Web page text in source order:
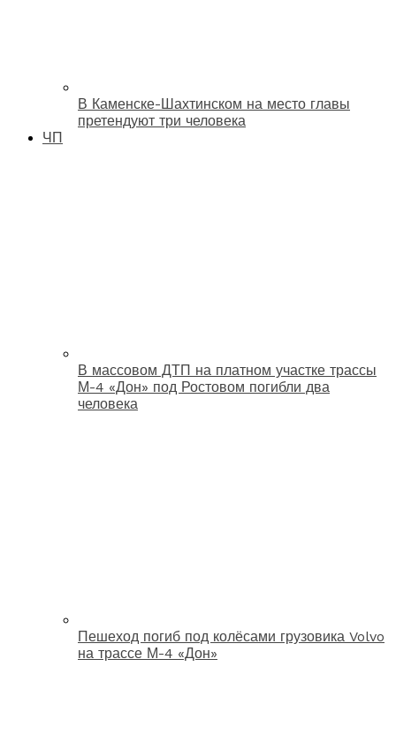
В Каменске-Шахтинском на место главы
претендуют три человека
ЧП
В массовом ДТП на платном участке трассы
М-4 «Дон» под Ростовом погибли два
человека
Пешеход погиб под колёсами грузовика Volvo
на трассе М-4 «Дон»